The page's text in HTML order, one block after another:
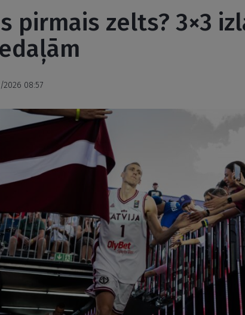
pirmais zelts? 3×3
08:57